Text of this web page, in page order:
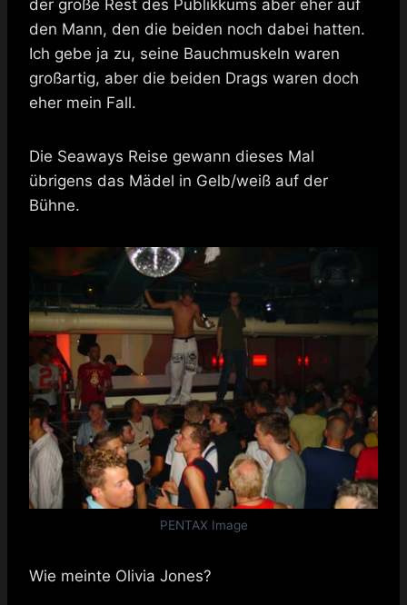
der große Rest des Publikkums aber eher auf
den Mann, den die beiden noch dabei hatten.
Ich gebe ja zu, seine Bauchmuskeln waren
großartig, aber die beiden Drags waren doch
eher mein Fall.
Die Seaways Reise gewann dieses Mal
übrigens das Mädel in Gelb/weiß auf der
Bühne.
PENTAX Image
Wie meinte Olivia Jones?